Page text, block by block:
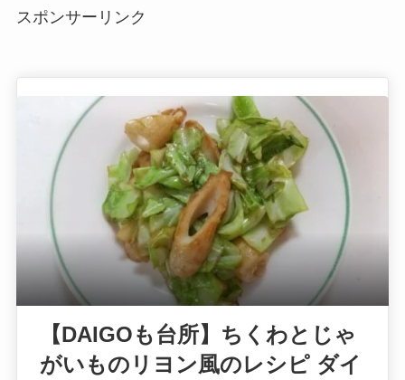
スポンサーリンク
【DAIGOも台所】ちくわとじゃ
がいものリヨン風のレシピ ダイ